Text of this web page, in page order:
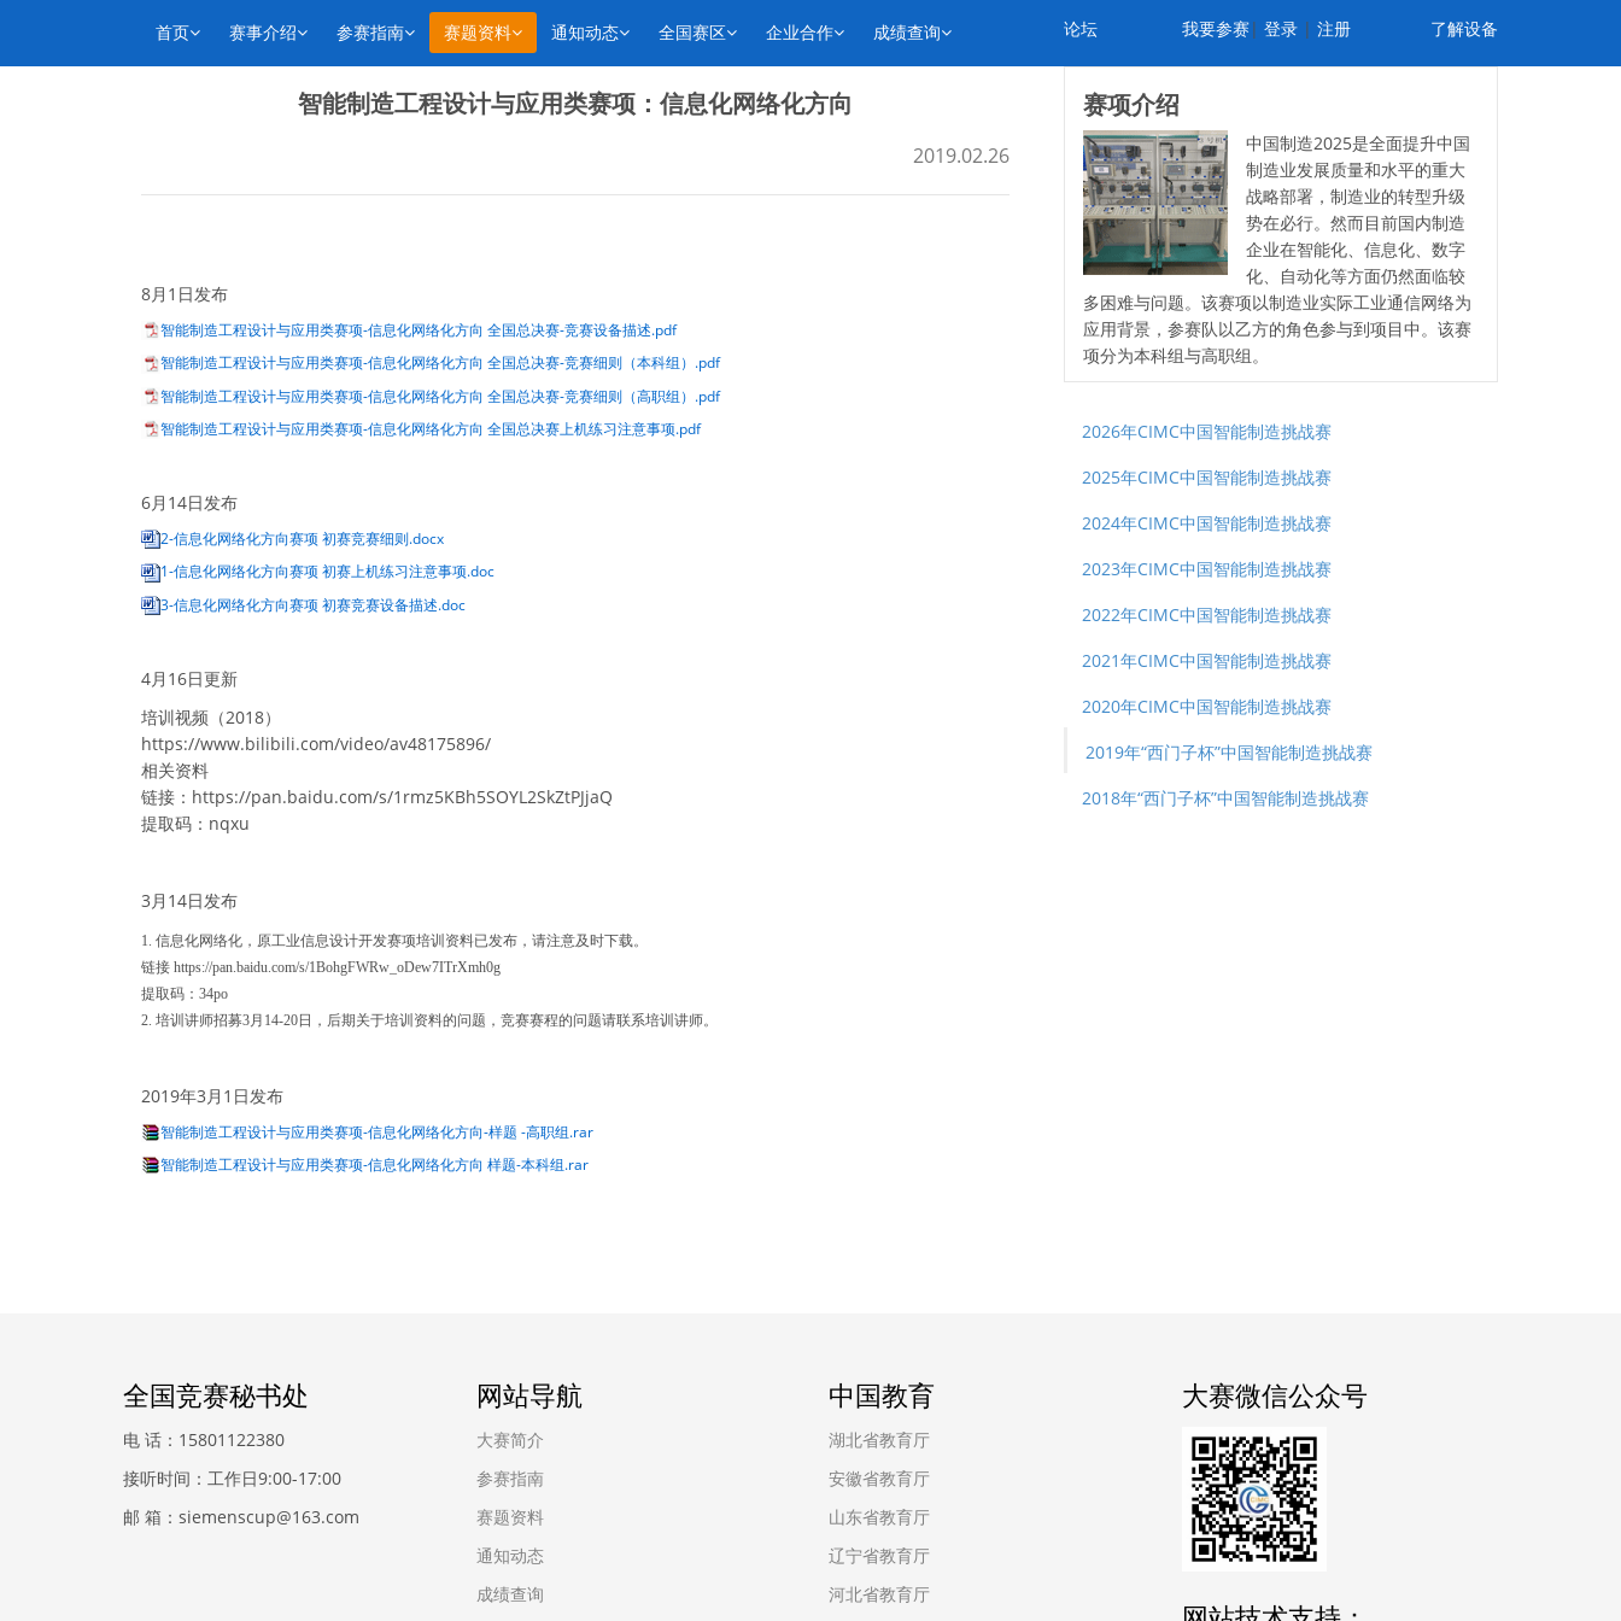
首页 赛事介绍 参赛指南 赛题资料 通知动态 全国赛区 企业合作 成绩查询 论坛 我要参赛| 登录| 注册 了解设备
智能制造工程设计与应用类赛项：信息化网络化方向
2019.02.26
8月1日发布
智能制造工程设计与应用类赛项-信息化网络化方向 全国总决赛-竞赛设备描述.pdf
智能制造工程设计与应用类赛项-信息化网络化方向 全国总决赛-竞赛细则（本科组）.pdf
智能制造工程设计与应用类赛项-信息化网络化方向 全国总决赛-竞赛细则（高职组）.pdf
智能制造工程设计与应用类赛项-信息化网络化方向 全国总决赛上机练习注意事项.pdf
6月14日发布
2-信息化网络化方向赛项 初赛竞赛细则.docx
1-信息化网络化方向赛项 初赛上机练习注意事项.doc
3-信息化网络化方向赛项 初赛竞赛设备描述.doc
4月16日更新
培训视频（2018）
https://www.bilibili.com/video/av48175896/
相关资料
链接：https://pan.baidu.com/s/1rmz5KBh5SOYL2SkZtPJjaQ
提取码：nqxu
3月14日发布
1. 信息化网络化，原工业信息设计开发赛项培训资料已发布，请注意及时下载。
链接 https://pan.baidu.com/s/1BohgFWRw_oDew7ITrXmh0g
提取码：34po
2. 培训讲师招募3月14-20日，后期关于培训资料的问题，竞赛赛程的问题请联系培训讲师。
2019年3月1日发布
智能制造工程设计与应用类赛项-信息化网络化方向-样题 -高职组.rar
智能制造工程设计与应用类赛项-信息化网络化方向 样题-本科组.rar
赛项介绍
中国制造2025是全面提升中国
制造业发展质量和水平的重大
战略部署，制造业的转型升级
势在必行。然而目前国内制造
企业在智能化、信息化、数字
化、自动化等方面仍然面临较
多困难与问题。该赛项以制造业实际工业通信网络为
应用背景，参赛队以乙方的角色参与到项目中。该赛
项分为本科组与高职组。
2026年CIMC中国智能制造挑战赛
2025年CIMC中国智能制造挑战赛
2024年CIMC中国智能制造挑战赛
2023年CIMC中国智能制造挑战赛
2022年CIMC中国智能制造挑战赛
2021年CIMC中国智能制造挑战赛
2020年CIMC中国智能制造挑战赛
2019年“西门子杯”中国智能制造挑战赛
2018年“西门子杯”中国智能制造挑战赛
全国竞赛秘书处
电 话：15801122380
接听时间：工作日9:00-17:00
邮 箱：siemenscup@163.com
网站导航
大赛简介
参赛指南
赛题资料
通知动态
成绩查询
中国教育
湖北省教育厅
安徽省教育厅
山东省教育厅
辽宁省教育厅
河北省教育厅
大赛微信公众号